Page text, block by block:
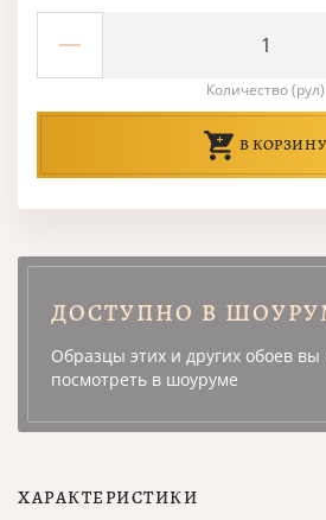
Количество (рул)
В КОРЗИНУ
ДОСТУПНО В
Образцы этих и других обоев вы
посмотреть в шоуруме
ХАРАКТЕРИСТИКИ